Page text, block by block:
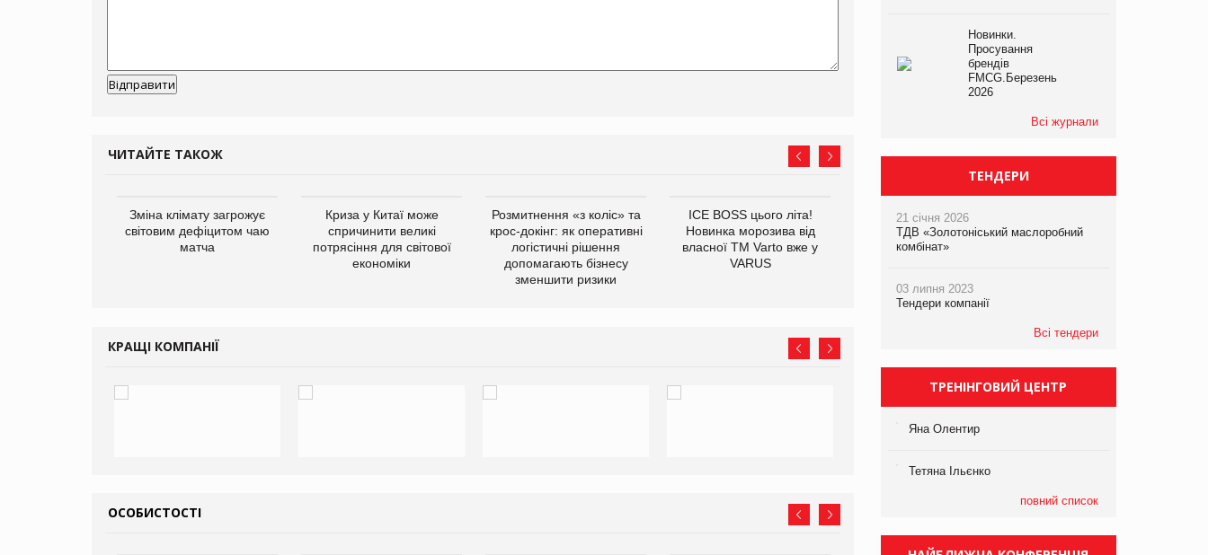
ЧИТАЙТЕ ТАКОЖ
Зміна клімату загрожує
світовим дефіцитом чаю
матча
Криза у Китаї може
спричинити великі
потрясіння для світової
економіки
Розмитнення «з коліс» та
крос-докінг: як оперативні
логістичні рішення
допомагають бізнесу
зменшити ризики
ICE BOSS цього літа!
Новинка морозива від
власної ТМ Varto вже у
VARUS
EVA.UA запустила
кампанію «Хто б знав» про
асортимент, якого покупці
збиток у першому півріччі
КРАЩІ КОМПАНІЇ
ОСОБИСТОСТІ
Новинки.
Просування
брендів
FMCG.Березень
2026
Всі журнали
ТЕНДЕРИ
21 січня 2026
ТДВ «Золотоніський маслоробний
комбінат»
03 липня 2023
Тендери компанії
Всі тендери
ТРЕНІНГОВИЙ ЦЕНТР
Яна Олентир
Тетяна Ільєнко
повний список